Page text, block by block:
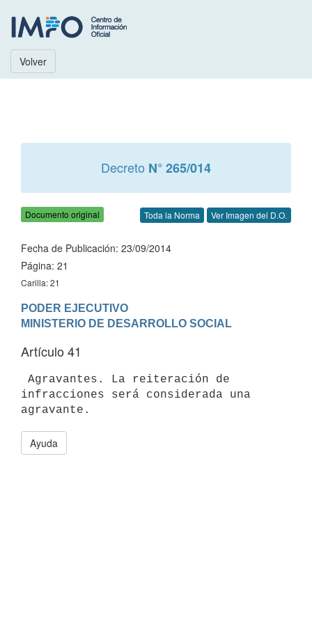
Volver
Decreto N° 265/014
Documento original Toda la Norma Ver Imagen del D.O.
Fecha de Publicación: 23/09/2014
Página: 21
Carilla: 21
PODER EJECUTIVO
Artículo 41
infracciones será considerada una
Ayuda